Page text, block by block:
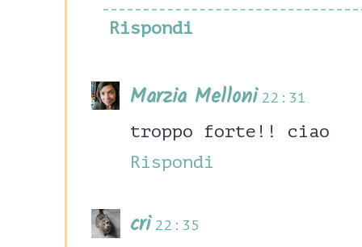
Rispondi
Marzia Melloni 22:31
troppo forte!! ciao
Rispondi
cri 22:35